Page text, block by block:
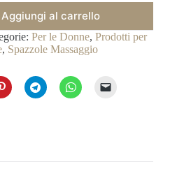
Aggiungi al carrello
Per le Donne, Prodotti per
, Spazzole Massaggio